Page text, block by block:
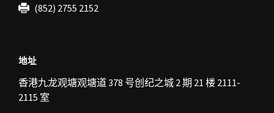
(852) 2755 2152
地址
香港九龙观塘观塘道 378 号创纪之城 2 期 21 楼 2111-
2115 室